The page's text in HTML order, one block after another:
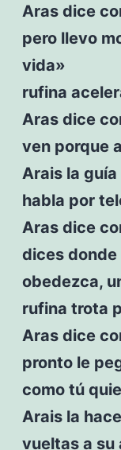
Aras dice
pero llevo
vida»
rufina
Aras dice
ven porque
Arais la
habla por
Aras dice
dices
obedezca,
rufina trota
Aras dice
pronto le
como tú
Arais la
vueltas a su